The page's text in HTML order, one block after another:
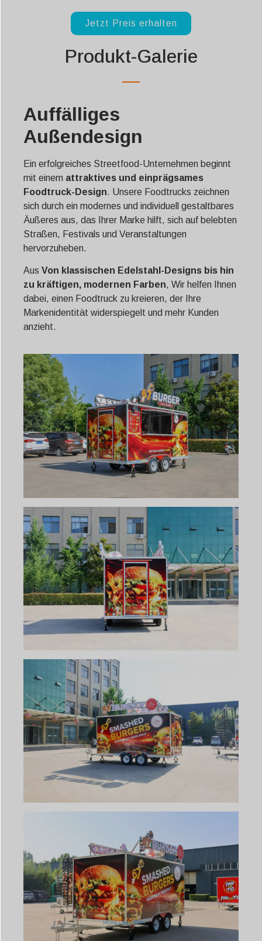
Jetzt Preis erhalten
Produkt-Galerie
Auffälliges
Außendesign
Ein erfolgreiches Streetfood-Unternehmen beginnt
mit einem attraktives und einprägsames
Foodtruck-Design. Unsere Foodtrucks zeichnen
sich durch ein modernes und individuell gestaltbares
Äußeres aus, das Ihrer Marke hilft, sich auf belebten
Straßen, Festivals und Veranstaltungen
hervorzuheben.
Aus Von klassischen Edelstahl-Designs bis hin
zu kräftigen, modernen Farben, Wir helfen Ihnen
dabei, einen Foodtruck zu kreieren, der Ihre
Markenidentität widerspiegelt und mehr Kunden
anzieht.